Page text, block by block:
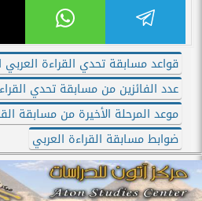
قواعد مسابقة تحدي القراءة العربي
عدد الفائزين من مسابقة تحدي
موعد المرحلة الأخيرة من مسابقة
ضوابط مسابقة القراءة العربي